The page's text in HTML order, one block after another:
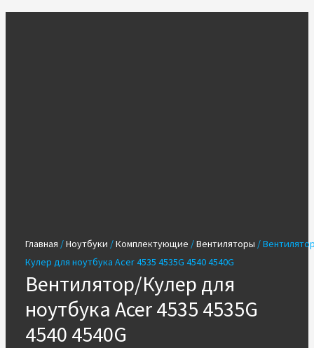
Главная /Ноутбуки /Комплектующие /Вентиляторы /
Кулер для ноутбука Acer 4535 4535G 4540 4540G
Вентилятор/Кулер для
ноутбука Acer 4535 4535G
4540 4540G